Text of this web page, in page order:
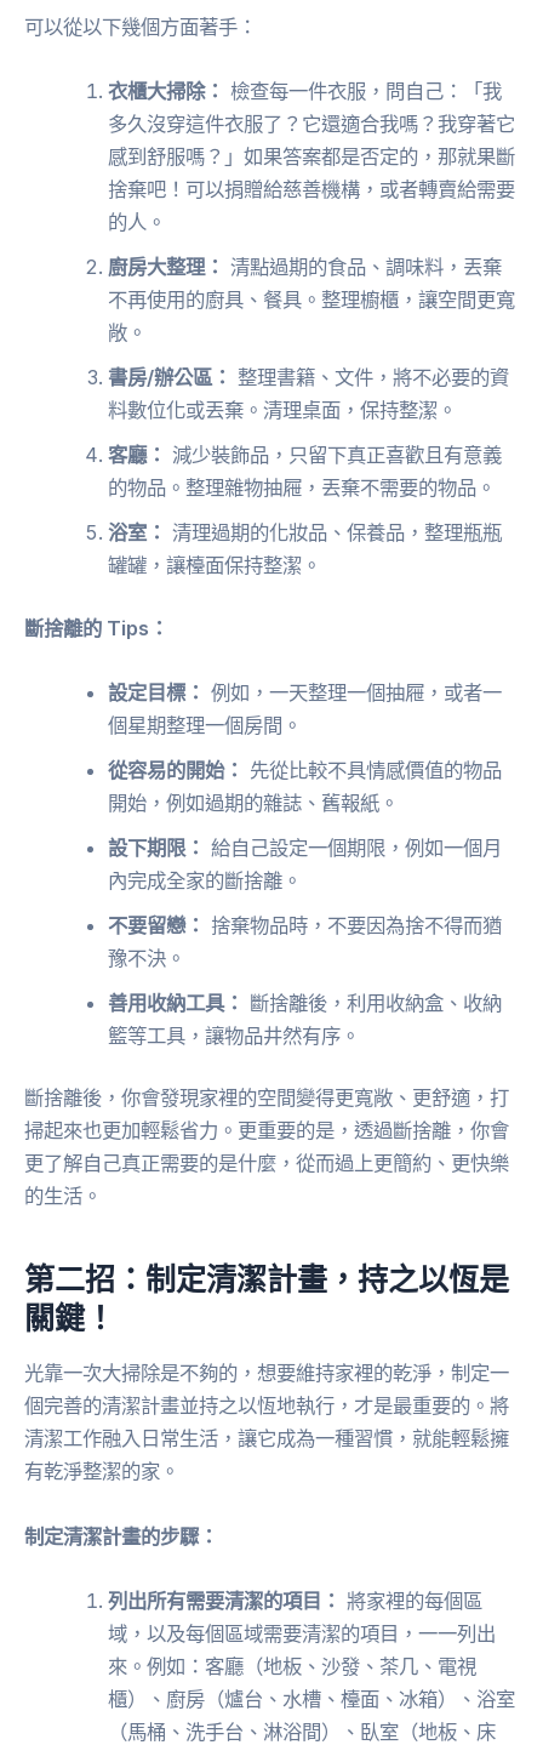
可以從以下幾個方面著手：
衣櫃大掃除： 檢查每一件衣服，問自己：「我
多久沒穿這件衣服了？它還適合我嗎？我穿著它
感到舒服嗎？」如果答案都是否定的，那就果斷
捨棄吧！可以捐贈給慈善機構，或者轉賣給需要
的人。
廚房大整理： 清點過期的食品、調味料，丟棄
不再使用的廚具、餐具。整理櫥櫃，讓空間更寬
敞。
書房/辦公區： 整理書籍、文件，將不必要的資
料數位化或丟棄。清理桌面，保持整潔。
客廳： 減少裝飾品，只留下真正喜歡且有意義
的物品。整理雜物抽屜，丟棄不需要的物品。
浴室： 清理過期的化妝品、保養品，整理瓶瓶
罐罐，讓檯面保持整潔。
斷捨離的 Tips：
設定目標： 例如，一天整理一個抽屜，或者一
個星期整理一個房間。
從容易的開始： 先從比較不具情感價值的物品
開始，例如過期的雜誌、舊報紙。
設下期限： 給自己設定一個期限，例如一個月
內完成全家的斷捨離。
不要留戀： 捨棄物品時，不要因為捨不得而猶
豫不決。
善用收納工具： 斷捨離後，利用收納盒、收納
籃等工具，讓物品井然有序。
斷捨離後，你會發現家裡的空間變得更寬敞、更舒適，打
掃起來也更加輕鬆省力。更重要的是，透過斷捨離，你會
更了解自己真正需要的是什麼，從而過上更簡約、更快樂
的生活。
第二招：制定清潔計畫，持之以恆是
關鍵！
光靠一次大掃除是不夠的，想要維持家裡的乾淨，制定一
個完善的清潔計畫並持之以恆地執行，才是最重要的。將
清潔工作融入日常生活，讓它成為一種習慣，就能輕鬆擁
有乾淨整潔的家。
制定清潔計畫的步驟：
列出所有需要清潔的項目： 將家裡的每個區
域，以及每個區域需要清潔的項目，一一列出
來。例如：客廳（地板、沙發、茶几、電視
櫃）、廚房（爐台、水槽、檯面、冰箱）、浴室
（馬桶、洗手台、淋浴間）、臥室（地板、床